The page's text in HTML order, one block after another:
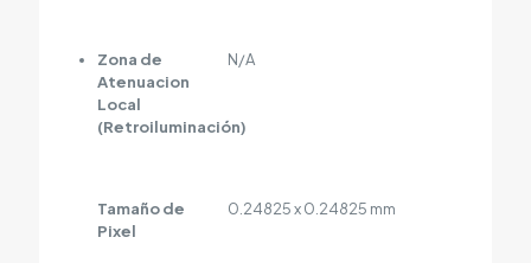
Zona de
Atenuacion
Local
(Retroiluminación)
N/A
Tamaño de
Pixel
0.24825 x 0.24825 mm